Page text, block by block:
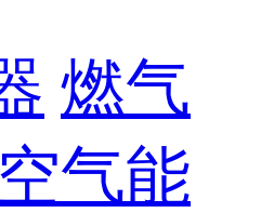
燃气
空气能